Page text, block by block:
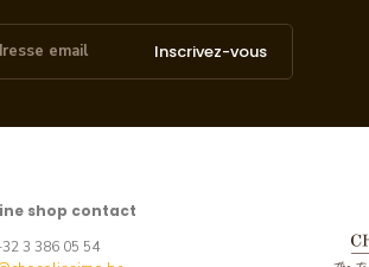
Inscrivez-vous
shop contact
3 386 05 54